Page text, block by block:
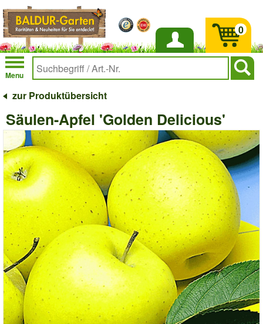
Anmelden
Menu
0
zur Produktübersicht
Säulen-Apfel 'Golden Delicious'